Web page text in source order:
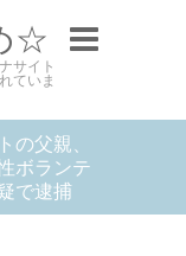
☆
サイト
ていま
の父親、
ボランテ
で逮捕